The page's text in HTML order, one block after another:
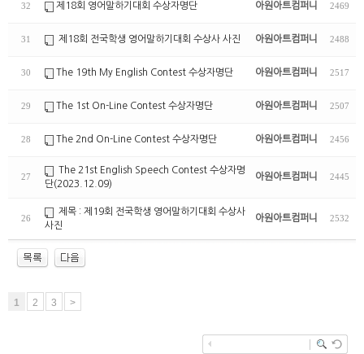
32 제18회 영어말하기대회 수상자명단 아원아트컴퍼니 2469
31 제18회 전국학생 영어말하기대회 수상사 사진 아원아트컴퍼니 2488
30 The 19th My English Contest 수상자명단 아원아트컴퍼니 2517
29 The 1st On-Line Contest 수상자명단 아원아트컴퍼니 2507
28 The 2nd On-Line Contest 수상자명단 아원아트컴퍼니 2456
27
The 21st English Speech Contest 수상자명
단(2023.12.09)
아원아트컴퍼니 2445
26
제목 : 제19회 전국학생 영어말하기대회 수상사
사진
아원아트컴퍼니 2532
1 2 3 >